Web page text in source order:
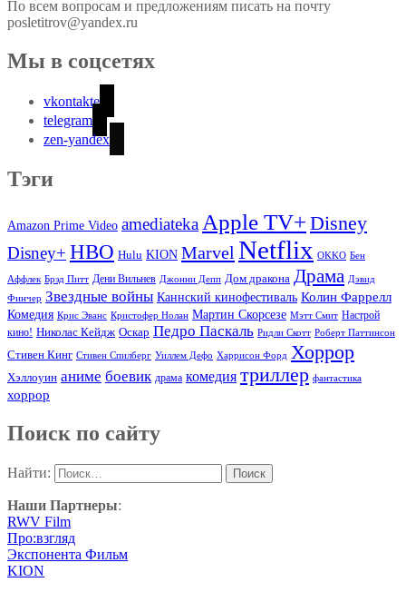
По всем вопросам и предложениям писать на почту
posletitrov@yandex.ru
Мы в соцсетях
vkontakte
telegram
zen-yandex
Тэги
Amazon Prime Video amediateka Apple TV+ Disney
Disney+ HBO Hulu KION Marvel Netflix OKKO Бен
Аффлек Брэд Питт Дени Вильнев Джонни Депп Дом дракона Драма Дэвид
Финчер Звездные войны Каннский кинофестиваль Колин Фаррелл
Комедия Крис Эванс Кристофер Нолан Мартин Скорсезе Мэтт Смит Настрой
кино! Николас Кейдж Оскар Педро Паскаль Ридли Скотт Роберт Паттинсон
Стивен Кинг Стивен Спилберг Уиллем Дефо Харрисон Форд Хоррор
Хэллоуин аниме боевик драма комедия триллер фантастика
хоррор
Поиск по сайту
Найти:
Наши Партнеры:
RWV Film
Про:взгляд
Экспонента Фильм
KION